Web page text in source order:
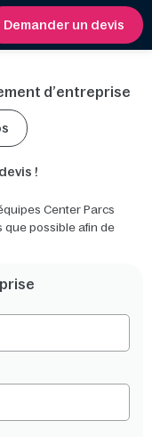
Demander un devis
d’entreprise
!
Center Parcs
que possible afin de